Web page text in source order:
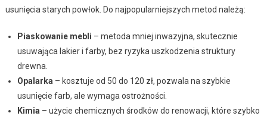
usunięcia starych powłok. Do najpopularniejszych metod należą:
Piaskowanie mebli – metoda mniej inwazyjna, skutecznie
usuwająca lakier i farby, bez ryzyka uszkodzenia struktury
drewna.
Opalarka – kosztuje od 50 do 120 zł, pozwala na szybkie
usunięcie farb, ale wymaga ostrożności.
Kimia – użycie chemicznych środków do renowacji, które szybko